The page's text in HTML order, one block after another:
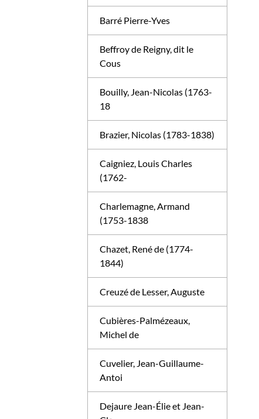
Barré Pierre-Yves
Beffroy de Reigny, dit le
Cous
Bouilly, Jean-Nicolas (1763-
18
Brazier, Nicolas (1783-1838)
Caigniez, Louis Charles
(1762-
Charlemagne, Armand
(1753-1838
Chazet, René de (1774-
1844)
Creuzé de Lesser, Auguste
Cubières-Palmézeaux,
Michel de
Cuvelier, Jean-Guillaume-
Antoi
Dejaure Jean-Élie et Jean-